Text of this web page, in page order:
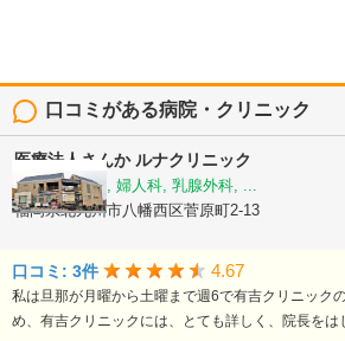
口コミがある病院・クリニック
医療法人さんかルナクリニック
放射線診断科, 婦人科, 乳腺外科, ...
福岡県北九州市八幡西区菅原町2-13
口コミ: 3件 4.67
私は旦那が月曜から土曜まで週6で有吉クリニック
め、有吉クリニックには、とても詳しく、院長をは